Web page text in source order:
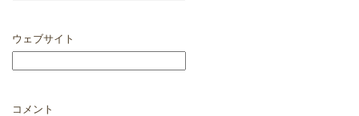
ウェブサイト
コメント